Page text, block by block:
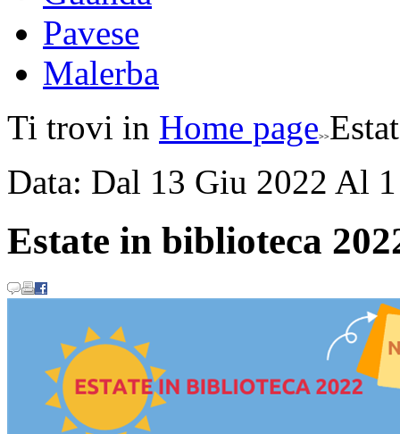
Pavese
Malerba
Ti trovi in Home page
Data: Dal 13 Giu 2022 Al 1
Estate in biblioteca